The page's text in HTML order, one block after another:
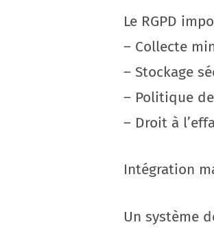
Le RGPD
– Collecte
– Stockage
– Politique
– Droit à
Intégration
Un système